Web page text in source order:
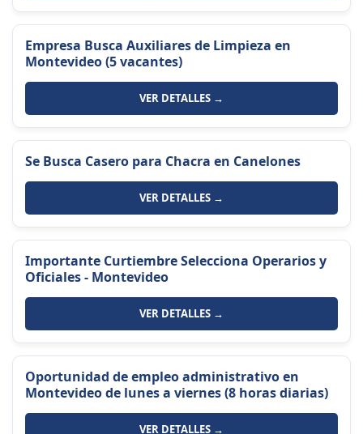
Empresa Busca Auxiliares de Limpieza en
Montevideo (5 vacantes)
VER DETALLES →
Se Busca Casero para Chacra en Canelones
VER DETALLES →
Importante Curtiembre Selecciona Operarios y
Oficiales - Montevideo
VER DETALLES →
Oportunidad de empleo administrativo en
Montevideo de lunes a viernes (8 horas diarias)
VER DETALLES →